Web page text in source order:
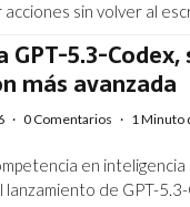
sin volver al
GPT-5.3-
más avanzada
· 0 Comentarios · 1 Minuto
en
de GPT-